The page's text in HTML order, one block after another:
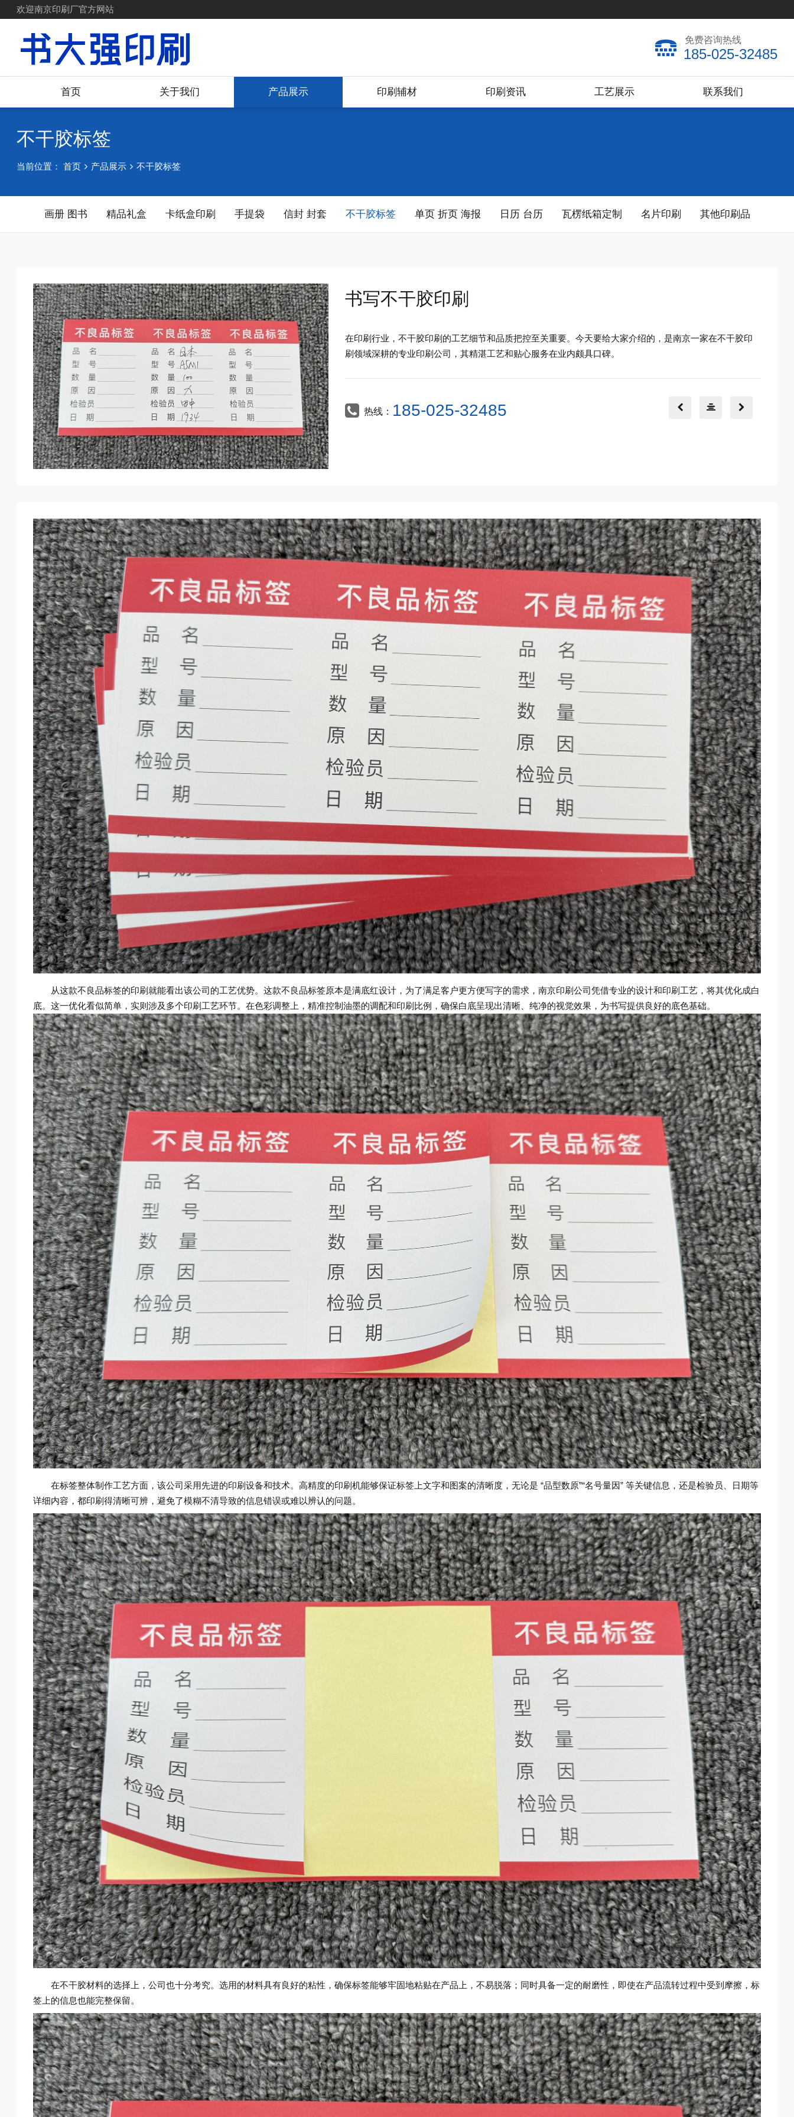
欢迎南京印刷厂官方网站
免费咨询热线
185-025-32485
首页 关于我们 产品展示 印刷辅材 印刷资讯 工艺展示 联系我们
不干胶标签
当前位置： 首页 产品展示 不干胶标签
画册 图书 精品礼盒 卡纸盒印刷 手提袋 信封 封套 不干胶标签 单页 折页 海报 日历 台历 瓦楞纸箱定制 名片印刷 其他印刷品
书写不干胶印刷
在印刷行业，不干胶印刷的工艺细节和品质把控至关重要。今天要给大家介绍的，是南京一家在不干胶印
刷领域深耕的专业印刷公司，其精湛工艺和贴心服务在业内颇具口碑。
热线： 185-025-32485
从这款不良品标签的印刷就能看出该公司的工艺优势。这款不良品标签原本是满底红设计，为了满足客户更方便写字的需求，南京印刷公司凭借专业的设计和印刷工艺，将其优化成白
底。这一优化看似简单，实则涉及多个印刷工艺环节。在色彩调整上，精准控制油墨的调配和印刷比例，确保白底呈现出清晰、纯净的视觉效果，为书写提供良好的底色基础。
在标签整体制作工艺方面，该公司采用先进的印刷设备和技术。高精度的印刷机能够保证标签上文字和图案的清晰度，无论是 “品型数原”“名号量因” 等关键信息，还是检验员、日期等
详细内容，都印刷得清晰可辨，避免了模糊不清导致的信息错误或难以辨认的问题。
在不干胶材料的选择上，公司也十分考究。选用的材料具有良好的粘性，确保标签能够牢固地粘贴在产品上，不易脱落；同时具备一定的耐磨性，即使在产品流转过程中受到摩擦，标
签上的信息也能完整保留。